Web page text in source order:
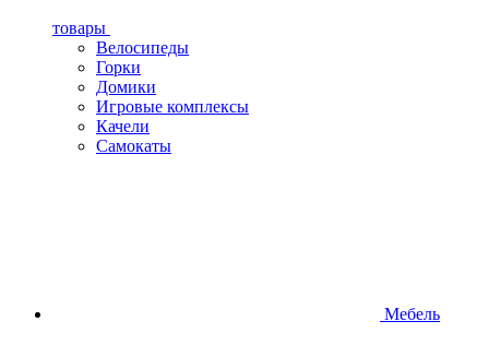
товары
Велосипеды
Горки
Домики
Игровые комплексы
Качели
Самокаты
Мебель